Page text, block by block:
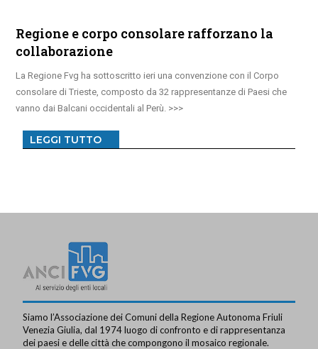
Regione e corpo consolare rafforzano la
collaborazione
La Regione Fvg ha sottoscritto ieri una convenzione con il Corpo
consolare di Trieste, composto da 32 rappresentanze di Paesi che
vanno dai Balcani occidentali al Perù.
LEGGI TUTTO
Siamo l’Associazione dei Comuni della Regione Autonoma Friuli
Venezia Giulia, dal 1974 luogo di confronto e di rappresentanza
dei paesi e delle città che compongono il mosaico regionale.